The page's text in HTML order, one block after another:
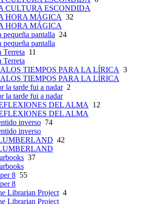
CULTURA ESCONDIDA
HORA MÁGICA 32
HORA MÁGICA
pequeña pantalla 24
pequeña pantalla
Terreta 11
Terreta
TIEMPOS PARA LA LÍRICA 3
TIEMPOS PARA LA LÍRICA
la tarde fui a nadar2
la tarde fui a nadar
DEL ALMA 12
DEL ALMA
inverso 74
inverso
42
37
8 55
8
Librarian Project4
Librarian Project